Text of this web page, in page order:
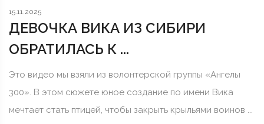
15.11.2025
ДЕВОЧКА ВИКА ИЗ СИБИРИ
ОБРАТИЛАСЬ К ...
Это видео мы взяли из волонтерской группы «Ангелы
300». В этом сюжете юное создание по имени Вика
мечтает стать птицей, чтобы закрыть крыльями воинов ...